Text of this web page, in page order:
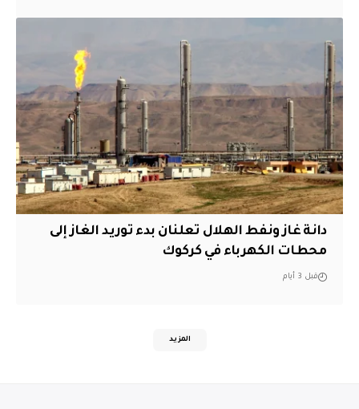
دانة غاز ونفط الهلال تعلنان بدء توريد الغاز إلى
محطات الكهرباء في كركوك
قبل 3 أيام
المزيد